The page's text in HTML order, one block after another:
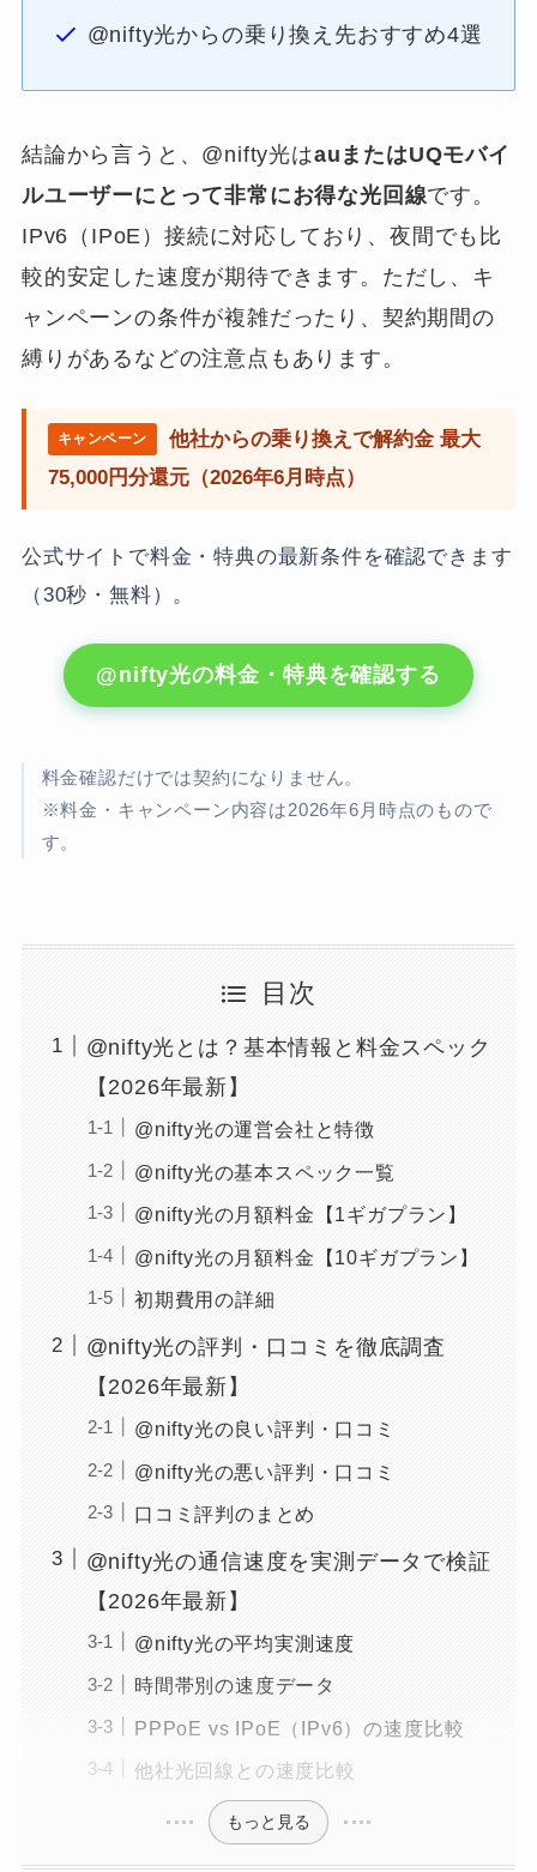
@nifty光からの乗り換え先おすすめ4選
結論から言うと、@nifty光はauまたはUQモバイ
ルユーザーにとって非常にお得な光回線です。
IPv6（IPoE）接続に対応しており、夜間でも比
較的安定した速度が期待できます。ただし、キ
ャンペーンの条件が複雑だったり、契約期間の
縛りがあるなどの注意点もあります。
他社からの乗り換えで解約金 最大
75,000円分還元（2026年6月時点）
公式サイトで料金・特典の最新条件を確認できます
（30秒・無料）。
@nifty光の料金・特典を確認する
料金確認だけでは契約になりません。
※料金・キャンペーン内容は2026年6月時点のもので
す。
目次
@nifty光とは？基本情報と料金スペック
【2026年最新】
@nifty光の運営会社と特徴
@nifty光の基本スペック一覧
@nifty光の月額料金【1ギガプラン】
@nifty光の月額料金【10ギガプラン】
初期費用の詳細
@nifty光の評判・口コミを徹底調査
【2026年最新】
@nifty光の良い評判・口コミ
@nifty光の悪い評判・口コミ
口コミ評判のまとめ
@nifty光の通信速度を実測データで検証
【2026年最新】
@nifty光の平均実測速度
時間帯別の速度データ
PPPoE vs IPoE（IPv6）の速度比較
他社光回線との速度比較
もっと見る